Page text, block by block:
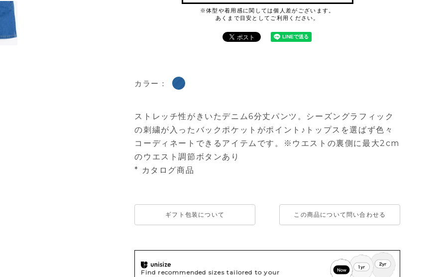
カラー：
ストレッチ性がきいたデニム6分丈パンツ。シーズングラフィック
の刺繍が入ったバックポケットがポイント♪トップスを選ばず色々
コーディネートできるアイテムです。※ウエストの裏側に最大2cm
のウエスト調節ボタンあり
* カタログ商品
ギフト包装について この商品について問い合わせる
Find recommended sizes tailored to your